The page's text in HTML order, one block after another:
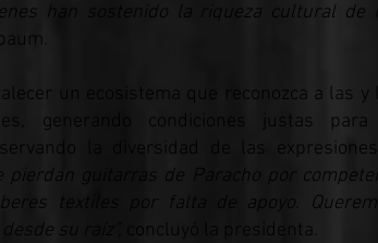
han sostenido la riqueza cultural de
un ecosistema que reconozca a las
generando condiciones justas
la diversidad de las
pierdan guitarras de Paracho por
textiles por falta de apoyo.
su raíz”,
concluyó la presidenta.